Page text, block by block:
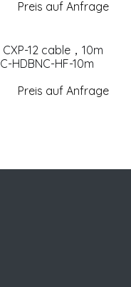
Preis auf Anfrage
12 cable，10m
HDBNC-HF-10m
Preis auf Anfrage